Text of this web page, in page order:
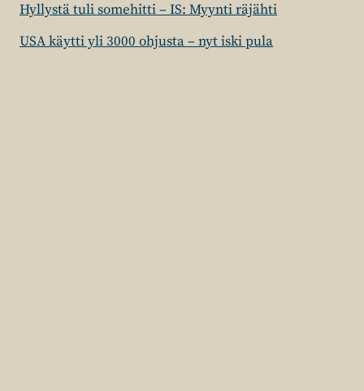
Hyllystä tuli somehitti – IS: Myynti räjähti
USA käytti yli 3000 ohjusta – nyt iski pula